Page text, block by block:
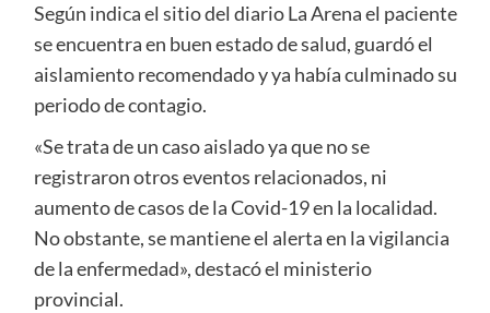
Según indica el sitio del diario La Arena el paciente
se encuentra en buen estado de salud, guardó el
aislamiento recomendado y ya había culminado su
periodo de contagio.
«Se trata de un caso aislado ya que no se
registraron otros eventos relacionados, ni
aumento de casos de la Covid-19 en la localidad.
No obstante, se mantiene el alerta en la vigilancia
de la enfermedad», destacó el ministerio
provincial.